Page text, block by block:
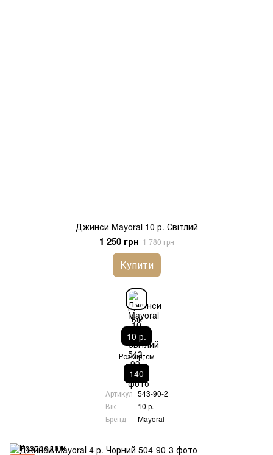
Джинси Mayoral 10 р. Світлий
1 250 грн 1 780 грн
Купити
Вік
10 р.
Розмір, см
140
Артикул 543-90-2
Вік
10 р.
Бренд
Mayoral